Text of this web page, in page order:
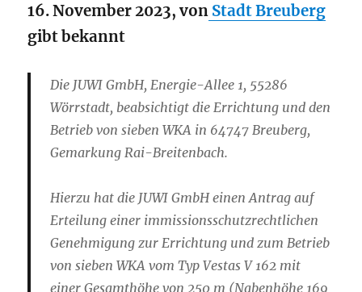
16. November 2023, von Stadt Breuberg
gibt bekannt
Die JUWI GmbH, Energie-Allee 1, 55286
Wörrstadt, beabsichtigt die Errichtung und den
Betrieb von sieben WKA in 64747 Breuberg,
Gemarkung Rai-Breitenbach.
Hierzu hat die JUWI GmbH einen Antrag auf
Erteilung einer immissionsschutzrechtlichen
Genehmigung zur Errichtung und zum Betrieb
von sieben WKA vom Typ Vestas V 162 mit
einer Gesamthöhe von 250 m (Nabenhöhe 169